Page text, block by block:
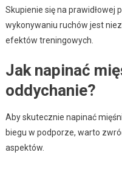
Skupienie się na prawidłowej
wykonywaniu ruchów jest
efektów treningowych.
Jak napinać
oddychanie?
Aby skutecznie napinać
biegu w podporze, warto
aspektów.